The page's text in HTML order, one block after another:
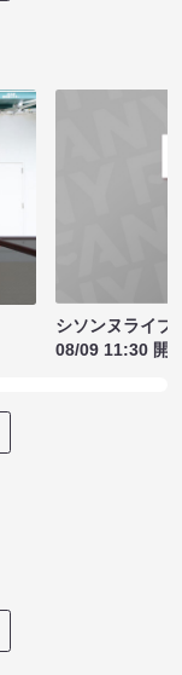
シソンヌライ
08/09 11:30 開